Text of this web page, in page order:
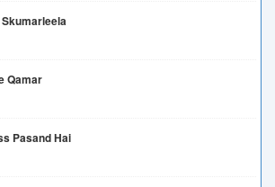
Qamar
Pasand Hai